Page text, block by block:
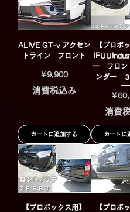
ALIVE GT-v アクセン
トライン フロント
価格
￥9,900
消費税込み
カートに追加する
【プロボ
ー フロン
ンダー
価格
￥
消費
カートに
【プロボックス用】
【プロボ